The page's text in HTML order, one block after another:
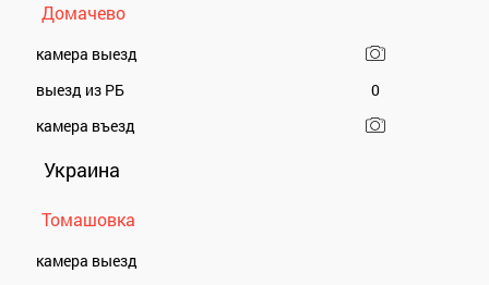
Домачево
камера выезд
выезд из РБ
0
камера въезд
Украина
Томашовка
камера выезд